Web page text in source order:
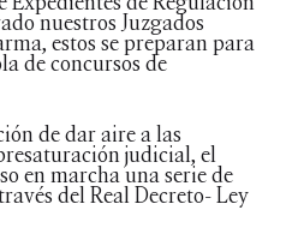
nuestros Juzgados
estos se preparan para
de concursos de
de dar aire a las
judicial, el
en marcha una serie de
del Real Decreto- Ley